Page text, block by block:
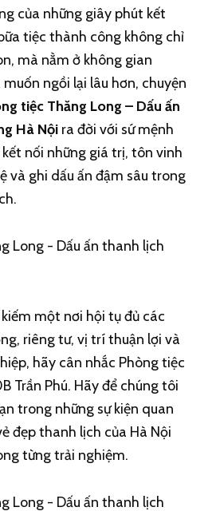
của những giây phút kết
tiệc thành công không chỉ
mà nằm ở không gian
ngồi lại lâu hơn, chuyện
tiệc Thăng Long – Dấu ấn
Hà Nộira đời với sứ mệnh
nối những giá trị, tôn vinh
và ghi dấu ấn đậm sâu trong
một nơi hội tụ đủ các
riêng tư, vị trí thuận lợi và
hãy cân nhắc Phòng tiệc
Trần Phú. Hãy để chúng tôi
trong những sự kiện quan
đẹp thanh lịch của Hà Nội
từng trải nghiệm.